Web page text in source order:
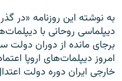
به نوشته این روزنامه «در
دیپلماسی روحانی با
برجای مانده از دوران دولت
امروز دیپلمات‌های اروپا
خارجی ایران دوره دولت